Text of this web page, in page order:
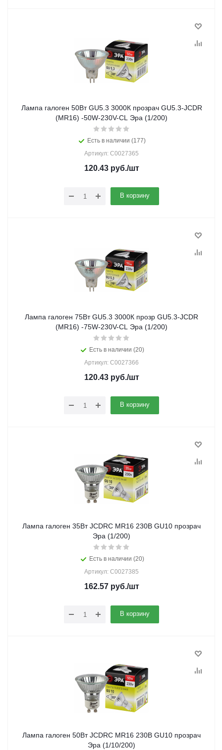
Лампа галоген 50Вт GU5.3 3000К прозрач GU5.3-JCDR
(MR16) -50W-230V-CL Эра (1/200)
Есть в наличии (177)
Артикул: C0027365
120.43руб./шт
В корзину
Лампа галоген 75Вт GU5.3 3000К прозр GU5.3-JCDR
(MR16) -75W-230V-CL Эра (1/200)
Есть в наличии (20)
Артикул: C0027366
120.43руб./шт
В корзину
Лампа галоген 35Вт JCDRC MR16 230В GU10 прозрач
Эра (1/200)
Есть в наличии (20)
Артикул: C0027385
162.57руб./шт
В корзину
Лампа галоген 50Вт JCDRC MR16 230В GU10 прозрач
Эра (1/10/200)